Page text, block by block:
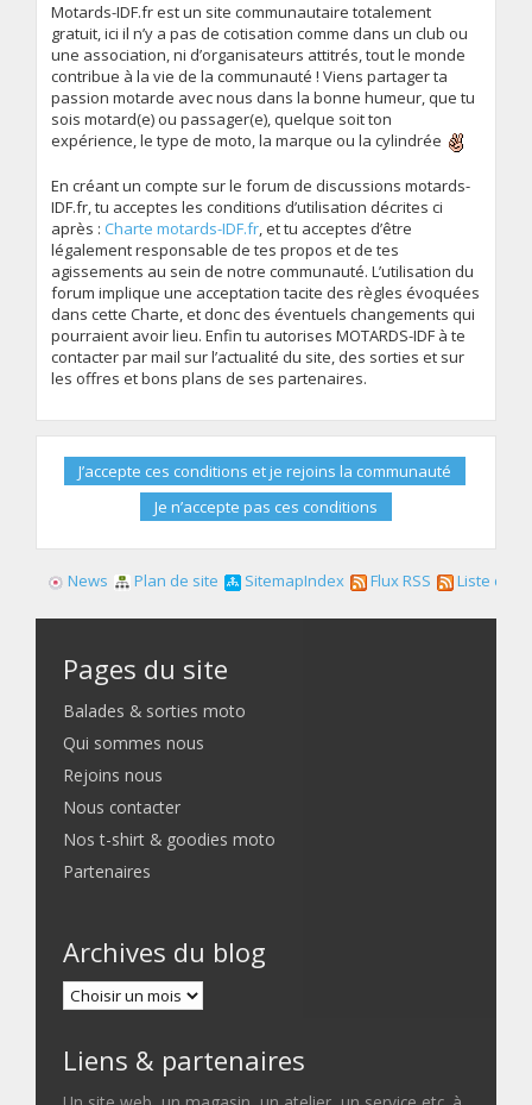
Motards-IDF.fr est un site communautaire totalement
gratuit, ici il n’y a pas de cotisation comme dans un club ou
une association, ni d’organisateurs attitrés, tout le monde
contribue à la vie de la communauté ! Viens partager ta
passion motarde avec nous dans la bonne humeur, que tu
sois motard(e) ou passager(e), quelque soit ton
expérience, le type de moto, la marque ou la cylindrée
En créant un compte sur le forum de discussions motards-
IDF.fr, tu acceptes les conditions d’utilisation décrites ci
après : Charte motards-IDF.fr, et tu acceptes d’être
légalement responsable de tes propos et de tes
agissements au sein de notre communauté. L’utilisation du
forum implique une acceptation tacite des règles évoquées
dans cette Charte, et donc des éventuels changements qui
pourraient avoir lieu. Enfin tu autorises MOTARDS-IDF à te
contacter par mail sur l’actualité du site, des sorties et sur
les offres et bons plans de ses partenaires.
News Plan de site SitemapIndex Flux RSS Liste des
Pages du site
Balades & sorties moto
Qui sommes nous
Rejoins nous
Nous contacter
Nos t-shirt & goodies moto
Partenaires
Archives du blog
Liens & partenaires